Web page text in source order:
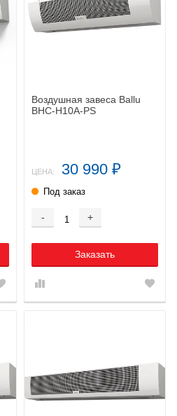
Воздушная завеса Ballu
BHC-H10A-PS
ЦЕНА: 30 990 ₽
Под заказ
- +
Заказать